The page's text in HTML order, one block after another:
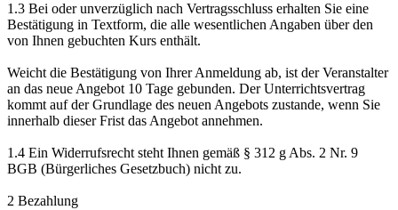
1.3 Bei oder unverzüglich nach Vertragsschluss erhalten Sie eine
Bestätigung in Textform, die alle wesentlichen Angaben über den
von Ihnen gebuchten Kurs enthält.
Weicht die Bestätigung von Ihrer Anmeldung ab, ist der Veranstalter
an das neue Angebot 10 Tage gebunden. Der Unterrichtsvertrag
kommt auf der Grundlage des neuen Angebots zustande, wenn Sie
innerhalb dieser Frist das Angebot annehmen.
1.4 Ein Widerrufsrecht steht Ihnen gemäß § 312 g Abs. 2 Nr. 9
BGB (Bürgerliches Gesetzbuch) nicht zu.
2 Bezahlung